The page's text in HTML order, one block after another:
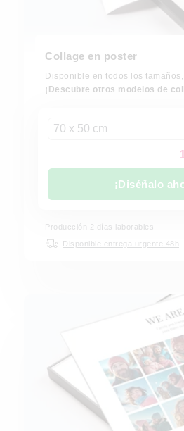
Collage en poster
Disponible en todos los
¡Descubre otros modelos de
70 x 50 cm
¡Diséñalo
Producción 2 días laborables
Disponible entrega urgente 48h